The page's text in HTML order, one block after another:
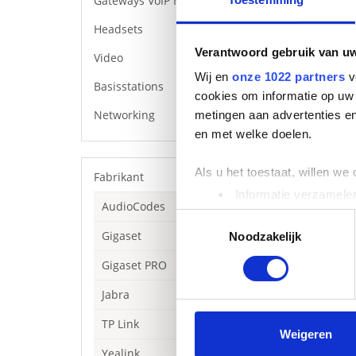
Verantwoord gebruik van
Wij en onze 1022 partners
cookies om informatie op
metingen aan advertenties
en met welke doelen.
Als u het toestaat, willen we
Informatie
Uw apparaat
Lees meer over hoe uw
toestemming op elk
websiteverkeer te
media, adverteren en
Noodzakelijk
Weigeren
Headsets
Video
Basisstations
Networking
Fabrikant
AudioCodes
Gigaset
Gigaset PRO
Jabra
TP Link
Yealink